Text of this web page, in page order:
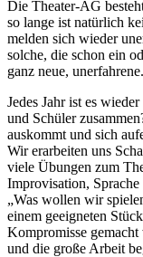
Die Theater-AG
so lange ist natürlich
melden sich wieder
solche, die schon ein
ganz neue, unerfahrene.
Jedes Jahr ist es
und Schüler
auskommt und sich
Wir erarbeiten uns
viele Übungen zum
Improvisation,
„Was wollen wir
einem geeigneten
Kompromisse
und die große Arbeit